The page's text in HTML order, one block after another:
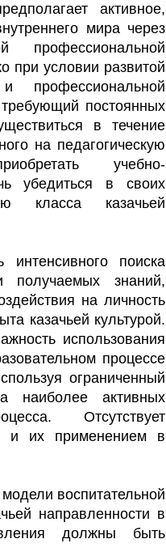
активное,
мира через
профессиональной
при условии развитой
профессиональной
постоянных
в течение
на педагогическую
учебно-
убедиться в своих
класса казачьей
поиска
получаемых знаний,
на личность
казачьей культурой.
использования
процессе
ограниченный
наиболее активных
Отсутствует
и их применением в
воспитательной
направленности в
должны быть